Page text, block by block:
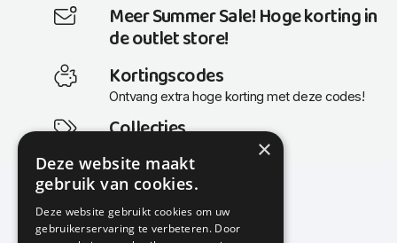
Meer Summer Sale! Hoge korting in
de outlet store!
Kortingscodes
Ontvang extra hoge korting met deze codes!
Collecties
Actuele en populaire collecties
×
Deze website maakt
gebruik van cookies.
Deze website gebruikt cookies om uw
gebruikerservaring te verbeteren. Door